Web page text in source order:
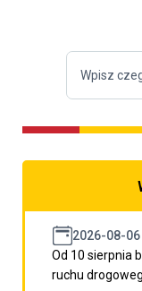
2026-08-06
Od 10 sierpnia
ruchu